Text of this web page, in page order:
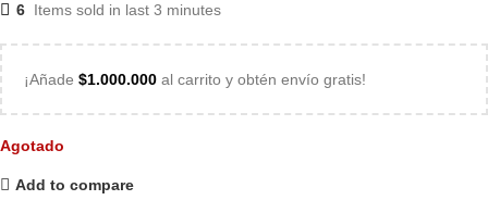
6 Items sold in last 3 minutes
¡Añade $1.000.000 al carrito y obtén envío gratis!
Agotado
Add to compare